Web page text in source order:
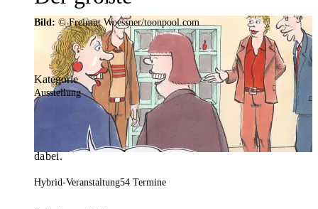
Veranstaltungskalender der
Region
Mit weit über 4.000 Terminen ist der
Veranstaltungskalender der Stadt Dortmund der
umfangreichste der Region. Hier ist für alle was
dabei.
Bild: © Freimut Woessner/toonpool.com
Kategorie
Ausstellung
Hybrid-Veranstaltung54 Termine